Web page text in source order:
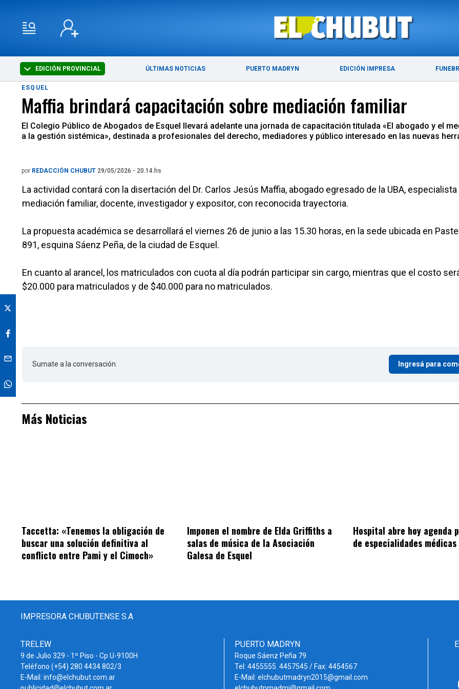
EDICIÓN PROVINCIAL ÚLTIMAS NOTICIAS PUERTO MADRYN EDICIÓN IMPRESA
ÚLTIMAS NOTICIAS PUERTO MADRYN
ESQUEL
Maffia brindará capacitación sobre mediación familiar
El Colegio Público de Abogados de Esquel llevará adelante una jornada de capacitación titulada «El abogado y el
a la gestión sistémica», destinada a profesionales del derecho, mediadores y público interesado en las nuevas
por REDACCIÓN CHUBUT 29/05/2026 - 20.14.hs
La actividad contará con la disertación del Dr. Carlos Jesús Maffia, abogado egresado de la UBA, especialista
mediación familiar, docente, investigador y expositor, con reconocida trayectoria.
La propuesta académica se desarrollará el viernes 26 de junio a las 15.30 horas, en la sede ubicada en
891, esquina Sáenz Peña, de la ciudad de Esquel.
En cuanto al arancel, los matriculados con cuota al día podrán participar sin cargo, mientras que el costo
$20.000 para matriculados y de $40.000 para no matriculados.
Sumate a la conversación. Ingresá para
Más Noticias
Taccetta: «Tenemos la obligación de
buscar una solución definitiva al
conflicto entre Pami y el Cimoch»
Imponen el nombre de Elda Griffiths a
salas de música de la Asociación
Galesa de Esquel
Hospital abre hoy agenda
de especialidades médicas
IMPRESORA CHUBUTENSE S.A
TRELEW
9 de Julio 329 - 1º Piso - Cp U-9100H
Teléfono (+54) 280 4434 802/3
E-Mail: info@elchubut.com.ar
PUERTO MADRYN
Roque Sáenz Peña 79
Tel: 4455555. 4457545 / Fax: 4454567
E-Mail: elchubutmadryn2015@gmail.com